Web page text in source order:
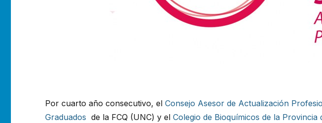
Por cuarto año consecutivo, el Consejo Asesor de Actualización
Graduados de la FCQ (UNC) y el Colegio de Bioquímicos de la Provincia